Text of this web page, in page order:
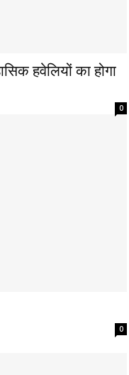
हवेलियों का होगा
0
0